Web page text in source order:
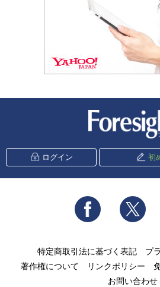
ログイン 初
Facebook
特定商取引法に基づく表記
プ
著作権について
リンクポリシー
お問い合わせ